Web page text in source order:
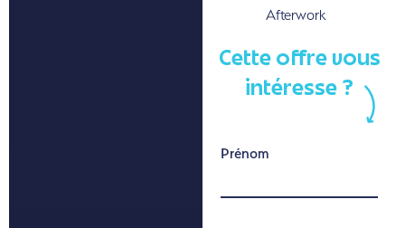
Afterwork
Cette offre vous
intéresse ?
Prénom